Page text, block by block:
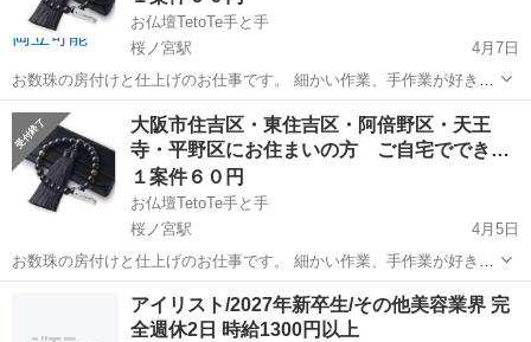
お仏壇TetoTe手と手
桜ノ宮駅
4月7日
お数珠の房付けと仕上げのお仕事です。 細かい作業、手作業が好きな
方におすすめです。
大阪 桜ノ宮駅 その他 東住吉区
大阪市住吉区・東住吉区・阿倍野区・天王
寺・平野区にお住まいの方 ご自宅ででき
る…
１案件６０円
お仏壇TetoTe手と手
桜ノ宮駅
4月5日
お数珠の房付けと仕上げのお仕事です。 細かい作業、手作業が好きな
方におすすめです。
大阪市 桜ノ宮駅 その他 東住吉区
アイリスト/2027年新卒生/その他美容業界 完
全週休2日 時給1300円以上